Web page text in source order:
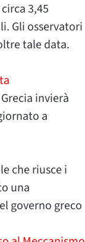
3,45
Gli osservatori
tale data.
invierà
a
che riusce i
una
governo greco